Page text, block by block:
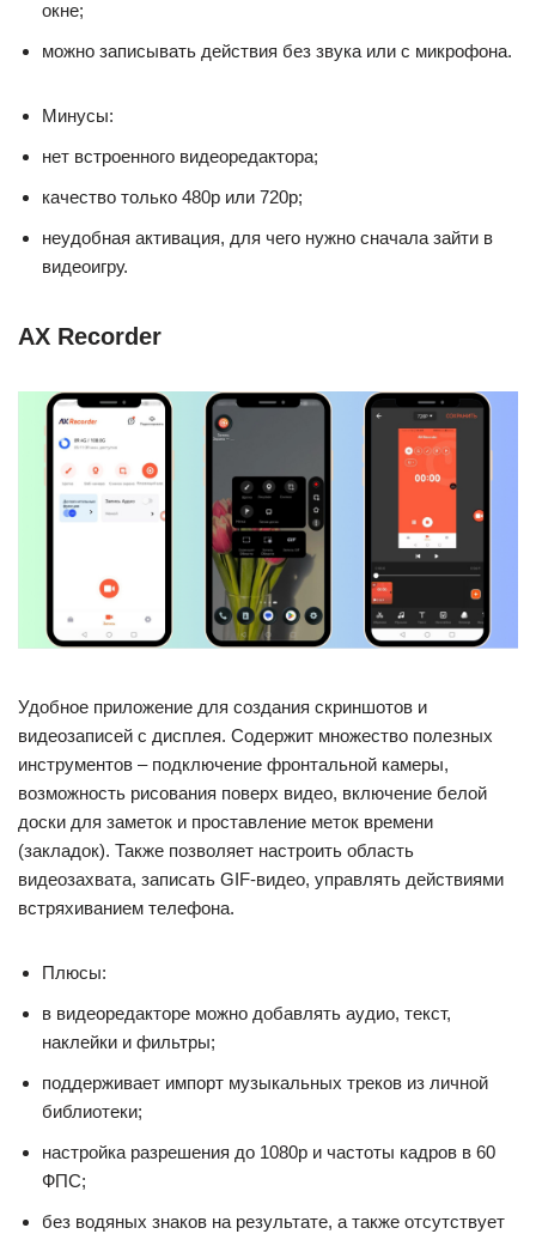
окне;
можно записывать действия без звука или с микрофона.
Минусы:
нет встроенного видеоредактора;
качество только 480p или 720p;
неудобная активация, для чего нужно сначала зайти в
видеоигру.
AX Recorder
Удобное приложение для создания скриншотов и
видеозаписей с дисплея. Содержит множество полезных
инструментов – подключение фронтальной камеры,
возможность рисования поверх видео, включение белой
доски для заметок и проставление меток времени
(закладок). Также позволяет настроить область
видеозахвата, записать GIF-видео, управлять действиями
встряхиванием телефона.
Плюсы:
в видеоредакторе можно добавлять аудио, текст,
наклейки и фильтры;
поддерживает импорт музыкальных треков из личной
библиотеки;
настройка разрешения до 1080p и частоты кадров в 60
ФПС;
без водяных знаков на результате, а также отсутствует